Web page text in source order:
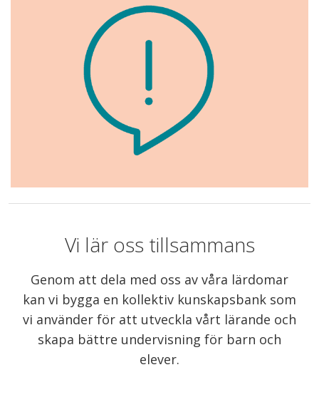
Vi lär oss tillsammans
Genom att dela med oss av våra lärdomar
kan vi bygga en kollektiv kunskapsbank som
vi använder för att utveckla vårt lärande och
skapa bättre undervisning för barn och
elever.